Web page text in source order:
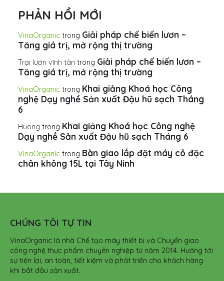
PHẢN HỒI MỚI
VinaOrganic trong Giải pháp chế biến lươn –
Tăng giá trị, mở rộng thị trường
Trại lươn vĩnh tân trong Giải pháp chế biến lươn –
Tăng giá trị, mở rộng thị trường
VinaOrganic trong Khai giảng Khoá học Công
nghệ Dạy nghề Sản xuất Đậu hũ sạch Tháng
6
Huong trong Khai giảng Khoá học Công nghệ
Dạy nghề Sản xuất Đậu hũ sạch Tháng 6
VinaOrganic trong Bàn giao lắp đặt máy cô đặc
chân không 15L tại Tây Ninh
CHÚNG TÔI TỰ TIN
VinaOrganic là nhà Chế tạo máy thiết bị và Chuyển giao
công nghệ thực phẩm chuyên nghiệp từ năm 2014. Hướng tới
sự tiện lợi, an toàn, tiết kiệm và phát triển cho khách hàng
khi bắt đầu sản xuất.